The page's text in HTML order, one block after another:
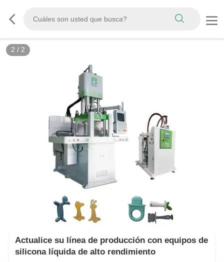
2 / 2
Actualice su línea de producción con equipos de
silicona líquida de alto rendimiento